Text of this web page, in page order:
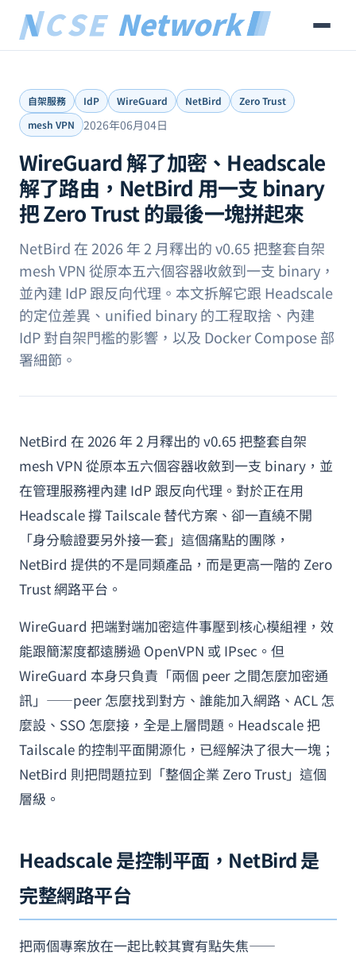
自架服務 IdP WireGuard NetBird
Zero Trust
mesh VPN
2026年06月04日
WireGuard 解了加密、Headscale
解了路由，NetBird 用一支 binary
把 Zero Trust 的最後一塊拼起來
NetBird 在 2026 年 2 月釋出的 v0.65 把整套自架
mesh VPN 從原本五六個容器收斂到一支 binary，
並內建 IdP 跟反向代理。本文拆解它跟 Headscale
的定位差異、unified binary 的工程取捨、內建
IdP 對自架門檻的影響，以及 Docker Compose 部
署細節。
NetBird 在 2026 年 2 月釋出的 v0.65 把整套自架
mesh VPN 從原本五六個容器收斂到一支 binary，並
在管理服務裡內建 IdP 跟反向代理。對於正在用
Headscale 撐 Tailscale 替代方案、卻一直繞不開
「身分驗證要另外接一套」這個痛點的團隊，
NetBird 提供的不是同類產品，而是更高一階的 Zero
Trust 網路平台。
WireGuard 把端對端加密這件事壓到核心模組裡，效
能跟簡潔度都遠勝過 OpenVPN 或 IPsec。但
WireGuard 本身只負責「兩個 peer 之間怎麼加密通
訊」——peer 怎麼找到對方、誰能加入網路、ACL 怎
麼設、SSO 怎麼接，全是上層問題。Headscale 把
Tailscale 的控制平面開源化，已經解決了很大一塊；
NetBird 則把問題拉到「整個企業 Zero Trust」這個
層級。
Headscale 是控制平面，NetBird 是
完整網路平台
把兩個專案放在一起比較其實有點失焦——